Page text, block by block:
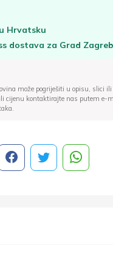
Hrvatsku
dostava za Grad Zagreb
može pogriješiti u opisu, slici
cijenu kontaktirajte nas putem e-